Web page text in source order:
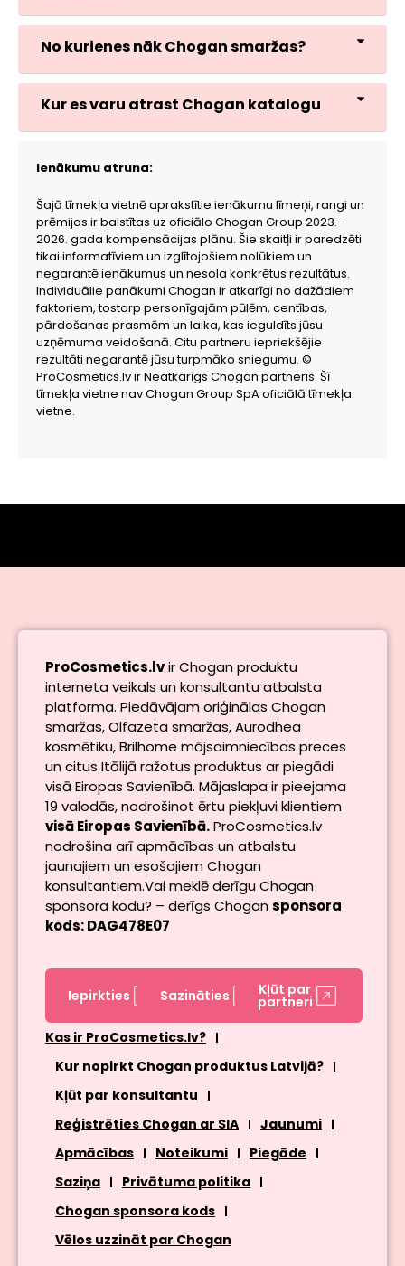
No kurienes nāk Chogan smaržas?
Kur es varu atrast Chogan katalogu
Ienākumu atruna:
Šajā tīmekļa vietnē aprakstītie ienākumu līmeņi, rangi un
prēmijas ir balstītas uz oficiālo Chogan Group 2023.–
2026. gada kompensācijas plānu. Šie skaitļi ir paredzēti
tikai informatīviem un izglītojošiem nolūkiem un
negarantē ienākumus un nesola konkrētus rezultātus.
Individuālie panākumi Chogan ir atkarīgi no dažādiem
faktoriem, tostarp personīgajām pūlēm, centības,
pārdošanas prasmēm un laika, kas ieguldīts jūsu
uzņēmuma veidošanā. Citu partneru iepriekšējie
rezultāti negarantē jūsu turpmāko sniegumu. ©
ProCosmetics.lv ir Neatkarīgs Chogan partneris. Šī
tīmekļa vietne nav Chogan Group SpA oficiālā tīmekļa
vietne.
ProCosmetics.lvir Chogan produktu
interneta veikals un konsultantu atbalsta
platforma. Piedāvājam oriģinālas Chogan
smaržas, Olfazeta smaržas, Aurodhea
kosmētiku, Brilhome mājsaimniecības preces
un citus Itālijā ražotus produktus ar piegādi
visā Eiropas Savienībā. Mājaslapa ir pieejama
19 valodās, nodrošinot ērtu piekļuvi klientiem
visā Eiropas Savienībā.ProCosmetics.lv
nodrošina arī apmācības un atbalstu
jaunajiem un esošajiem Chogan
konsultantiem.Vai meklē derīgu Chogan
sponsora kodu? – derīgs Chogansponsora
kods: DAG478E07
Iepirkties Sazināties Kļūt par
partneri
Kas ir ProCosmetics.lv?
Kur nopirkt Chogan produktus Latvijā?
Kļūt par konsultantu
Reģistrēties Chogan ar SIA
Jaunumi
Apmācības
Noteikumi
Piegāde
Saziņa
Privātuma politika
Chogan sponsora kods
Vēlos uzzināt par Chogan